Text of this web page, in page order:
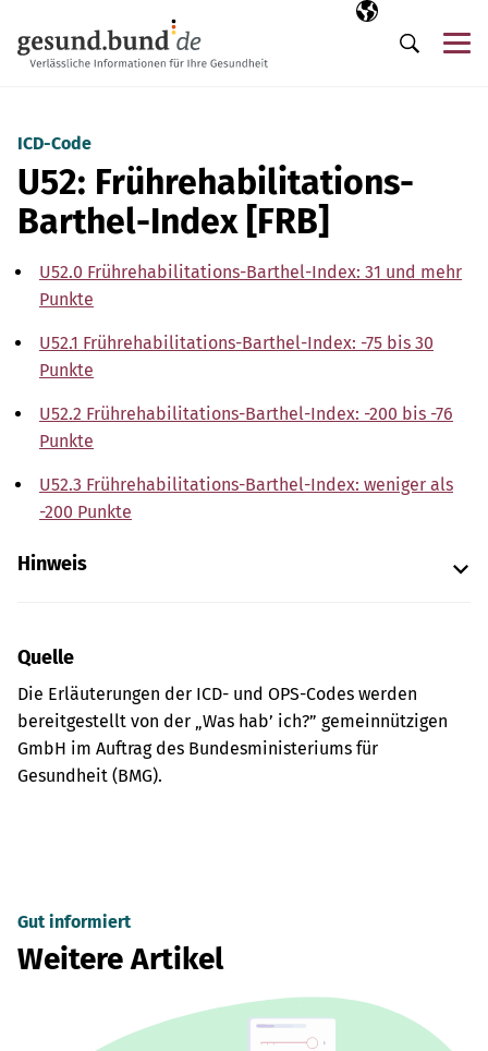
Ausgewählte
DE
Suche
ICD-Code
U52: Frührehabilitations-
Barthel-Index [FRB]
U52.0 Frührehabilitations-Barthel-Index: 31 und mehr
Punkte
U52.1 Frührehabilitations-Barthel-Index: -75 bis 30
Punkte
U52.2 Frührehabilitations-Barthel-Index: -200 bis -76
Punkte
U52.3 Frührehabilitations-Barthel-Index: weniger als
-200 Punkte
Hinweis
Quelle
Die Erläuterungen der ICD- und OPS-Codes werden
bereitgestellt von der „Was hab’ ich?” gemeinnützigen
GmbH im Auftrag des Bundesministeriums für
Gesundheit (BMG).
Gut informiert
Weitere Artikel